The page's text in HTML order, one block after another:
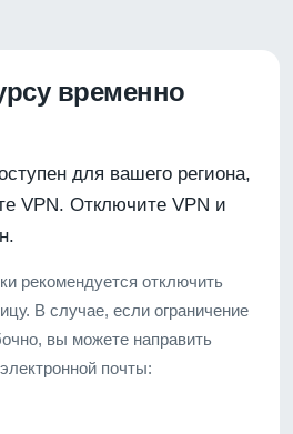
временно
для вашего региона,
VPN. Отключите VPN и
рекомендуется отключить
В случае, если ограничение
вы можете направить
почты: